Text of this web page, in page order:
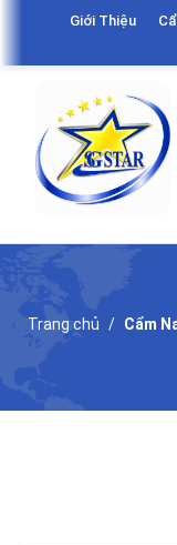
Giới Thiệu
Trang chủ Cẩm